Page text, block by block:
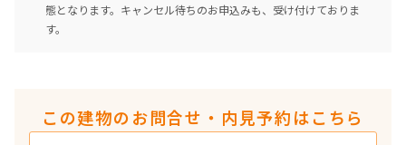
態となります。キャンセル待ちのお申込みも、受け付けておりま
す。
この建物のお問合せ・内見予約はこちら